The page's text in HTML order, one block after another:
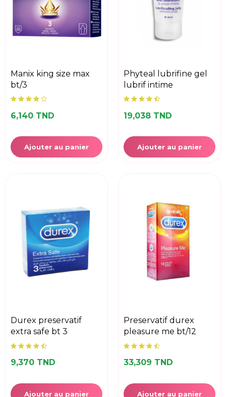
manix king size max
bt/3
6,140 TND
Ajouter au panier
phyteal lubrifine gel
lubrif intime
19,038 TND
Ajouter au panier
durex preservatif
extra safe bt 3
9,370 TND
Ajouter au panier
preservatif durex
pleasure me bt/12
33,309 TND
Ajouter au panier